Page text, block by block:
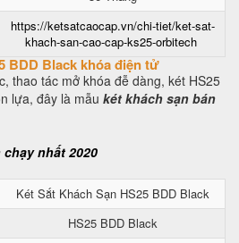
https://ketsatcaocap.vn/chi-tiet/ket-sat-
khach-san-cao-cap-ks25-orbitech
BDD Black khóa điện tử
thao tác mở khóa đễ dàng, két HS25
lựa, đây là mẫu két khách sạn bán
Két Sắt Khách Sạn HS25 BDD Black
HS25 BDD Black